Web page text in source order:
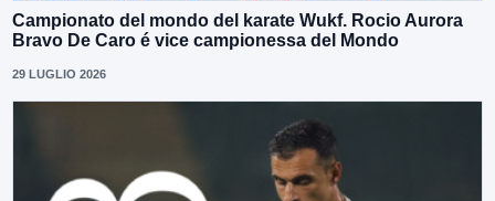
Campionato del mondo del karate Wukf. Rocio Aurora
Bravo De Caro é vice campionessa del Mondo
29 LUGLIO 2026